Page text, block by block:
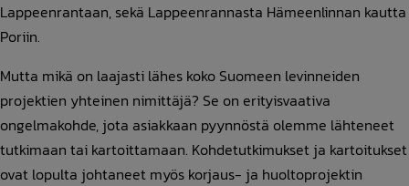
Lappeenrantaan, sekä Lappeenrannasta Hämeenlinnan kautta
Poriin.
Mutta mikä on laajasti lähes koko Suomeen levinneiden
projektien yhteinen nimittäjä? Se on erityisvaativa
ongelmakohde, jota asiakkaan pyynnöstä olemme lähteneet
tutkimaan tai kartoittamaan. Kohdetutkimukset ja kartoitukset
ovat lopulta johtaneet myös korjaus- ja huoltoprojektin